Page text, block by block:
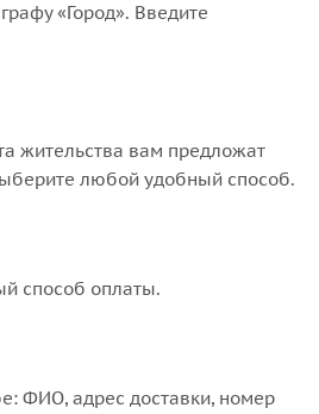
«Город». Введите
жительства вам предложат
любой удобный способ.
способ оплаты.
ФИО, адрес доставки, номер